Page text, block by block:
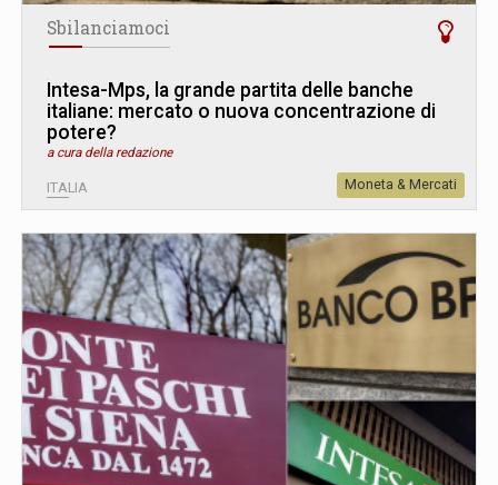
Sbilanciamoci
Intesa-Mps, la grande partita delle banche
italiane: mercato o nuova concentrazione di
potere?
a cura della redazione
ITALIA Moneta & Mercati